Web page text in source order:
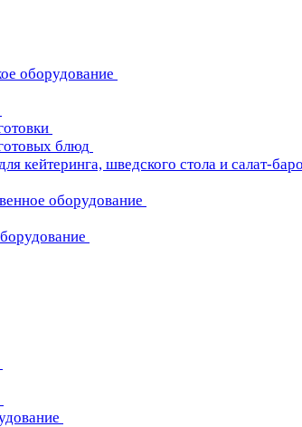
оборудование
блюд
кейтеринга, шведского стола и салат-
оборудование